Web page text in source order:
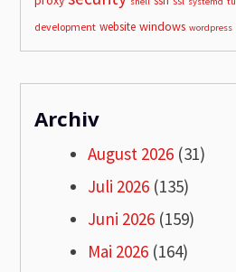
development website windows wordpress
Archiv
August 2026 (31)
Juli 2026 (135)
Juni 2026 (159)
Mai 2026 (164)